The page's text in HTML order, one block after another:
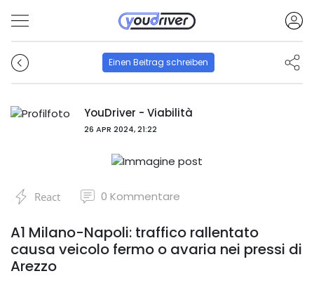
Einen Beitrag schreiben
YouDriver - Viabilità
26 APR 2024, 21:22
React 0 Kommentare
A1 Milano-Napoli: traffico rallentato
causa veicolo fermo o avaria nei pressi di
Arezzo